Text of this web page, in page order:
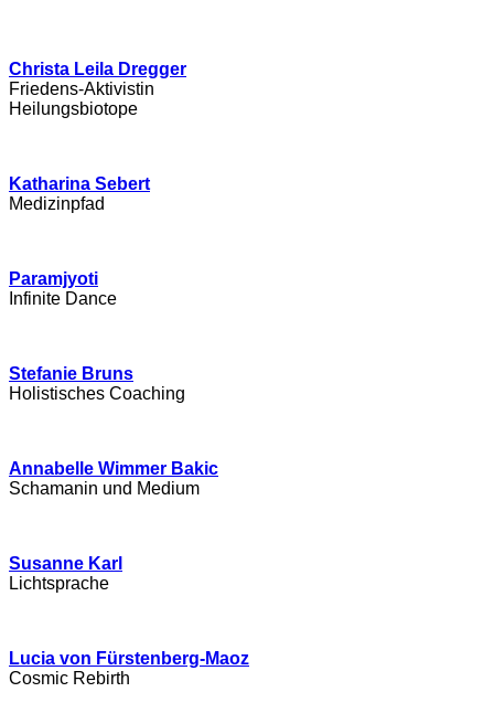
Christa Leila Dregger
Friedens-Aktivistin
Heilungsbiotope
Katharina Sebert
Medizinpfad
Paramjyoti
Infinite Dance
Stefanie Bruns
Holistisches Coaching
Annabelle Wimmer Bakic
Schamanin und Medium
Susanne Karl
Lichtsprache
Lucia von Fürstenberg-Maoz
Cosmic Rebirth